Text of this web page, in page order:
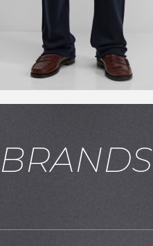
お買い物を続ける カートへ進む
BRANDS